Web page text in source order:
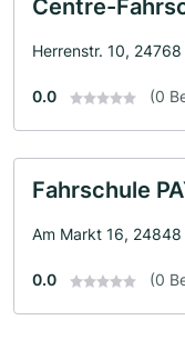
Centre-
Herrenstr. 10,
0.0 (0
Fahrschule
Am Markt 16, 24848
0.0 (0